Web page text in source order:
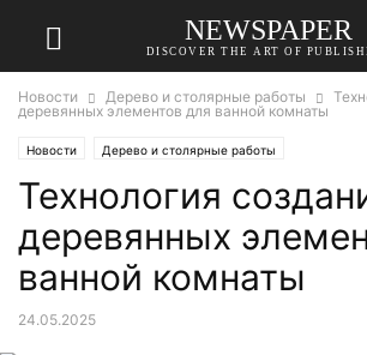
NEWSPAPER
DISCOVER THE ART OF
Новости Дерево и столярные работы
деревянных элементов для ванной комнаты
Новости Дерево и столярные работы
Технология
деревянных
ванной комнаты
24.05.2025